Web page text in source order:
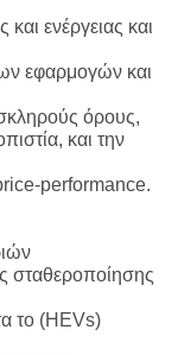
ενέργειας και
εφαρμογών και
όρους,
και την
performance.
σταθεροποίησης
το (HEVs)